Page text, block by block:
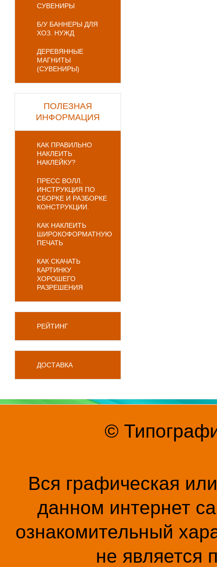
СУВЕНИРЫ
Б/У БАННЕРЫ ДЛЯ
ХОЗ. НУЖД
ДЕРЕВЯННЫЕ
МАГНИТЫ
(СУВЕНИРЫ)
ПОЛЕЗНАЯ
ИНФОРМАЦИЯ
КАК ПРАВИЛЬНО
НАКЛЕИТЬ
НАКЛЕЙКУ?
ПРЕСС ВОЛЛ.
ИНСТРУКЦИЯ ПО
СБОРКЕ И РАЗБОРКЕ
КОНСТРУКЦИИ.
КАК НАКЛЕИТЬ
ШИРОКОФОРМАТНУЮ
ПЕЧАТЬ
КАК СКАЧАТЬ
КАРТИНКУ
ХОРОШЕГО
РАЗРЕШЕНИЯ
РЕЙТИНГ
ДОСТАВКА
©
Вся графическая
данном интернет
ознакомительный
не является